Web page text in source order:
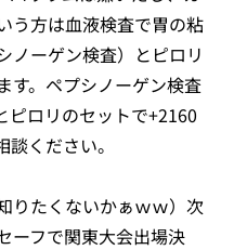
う方は血液検査で胃の粘
ノーゲン検査）とピロリ
す。ペプシノーゲン検査
ピロリのセットで+2160
ください。
りたくないかぁｗｗ）次
ーフで関東大会出場決